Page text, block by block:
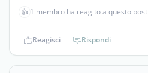
👍 1 membro ha reagito a questo post
Reagisci Rispondi